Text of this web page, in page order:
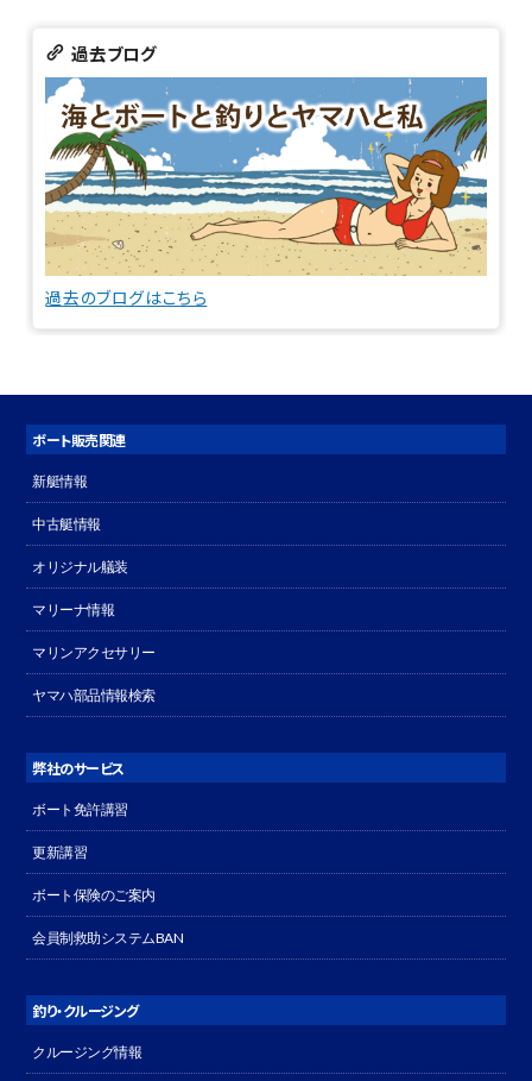
過去ブログ
過去のブログはこちら
ボート販売関連
新艇情報
中古艇情報
オリジナル艤装
マリーナ情報
マリンアクセサリー
ヤマハ部品情報検索
弊社のサービス
ボート免許講習
更新講習
ボート保険のご案内
会員制救助システムBAN
釣り・クルージング
クルージング情報